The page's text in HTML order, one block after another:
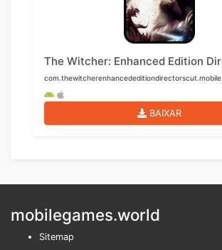
com.thewitcherenhancededitiondirectorscut.mobile
BAIXAR
mobilegames.world
Sitemap